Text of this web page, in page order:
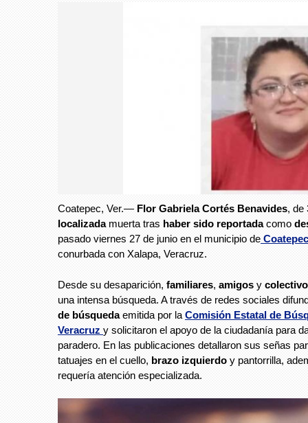
Coatepec, Ver.— Flor Gabriela Cortés Benavides, de
localizadamuerta tras haber sido reportadacomo
pasado viernes 27 de junio en el municipio de Coatepec
conurbada con Xalapa, Veracruz.
Desde su desaparición, familiares, amigos y
una intensa búsqueda. A través de redes sociales
de búsquedaemitida por la Comisión Estatal de
Veracruz y solicitaron el apoyo de la ciudadanía para
paradero. En las publicaciones detallaron sus señas
tatuajes en el cuello, brazo izquierdo y pantorrilla,
requería atención especializada.